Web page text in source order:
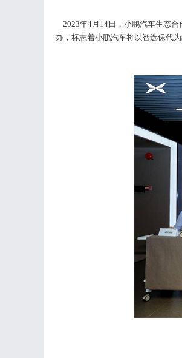
2023年4月14日，小鹏汽车生态
办，标志着小鹏汽车将以智选保代